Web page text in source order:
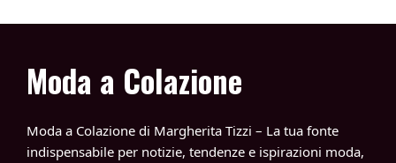
Moda a Colazione
Moda a Colazione di Margherita Tizzi – La tua fonte
indispensabile per notizie, tendenze e ispirazioni moda,